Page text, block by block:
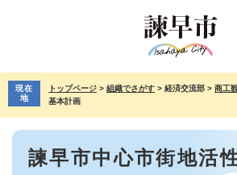
先
で
を
ば
現在
地
トップページ > 組織でさがす > 経済交流部 > 商工
基本計画
本
諫早市中心市街地活